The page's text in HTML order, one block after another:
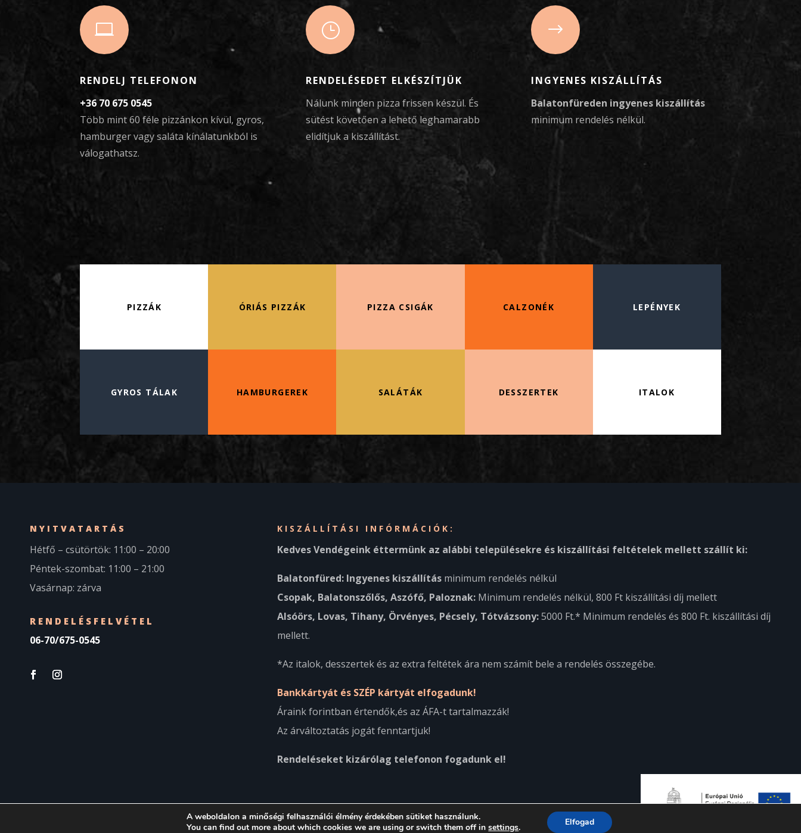

RENDELJ TELEFONON
+36 70 675 0545
Több mint 60 féle pizzánkon kívül, gyros,
hamburger vagy saláta kínálatunkból is
válogathatsz.
}
RENDELÉSEDET ELKÉSZÍTJÜK
Nálunk minden pizza frissen készül. És
sütést követően a lehető leghamarabb
elidítjuk a kiszállítást.
$
INGYENES KISZÁLLÍTÁS
Balatonfüreden ingyenes kiszállítás
minimum rendelés nélkül.
PIZZÁK
GYROS TÁLAK
ÓRIÁS PIZZÁK
HAMBURGEREK
PIZZA CSIGÁK
SALÁTÁK
CALZONÉK
DESSZERTEK
LEPÉNYEK
ITALOK
NYITVATARTÁS
Hétfő – csütörtök: 11:00 – 20:00
Péntek-szombat: 11:00 – 21:00
Vasárnap: zárva
RENDELÉSFELVÉTEL
06-70/675-0545
KISZÁLLÍTÁSI INFÓRMÁCIÓK:
Kedves Vendégeink éttermünk az alábbi településekre és kiszállítási feltételek mellett szállít ki:
Balatonfüred: Ingyenes kiszállításminimum rendelés nélkül
Csopak, Balatonszőlős, Aszófő, Paloznak: Minimum rendelés nélkül, 800 Ft kiszállítási díj mellett
Alsóörs, Lovas, Tihany, Örvényes, Pécsely, Tótvázsony:5000 Ft.* Minimum rendelés és 800 Ft. kiszállítási díj
mellett.
*Az italok, desszertek és az extra feltétek ára nem számít bele a rendelés összegébe.
Bankkártyát és SZÉP kártyát elfogadunk!
Áraink forintban értendők,és az ÁFA-t tartalmazzák!
Az árváltoztatás jogát fenntartjuk!
Rendeléseket kizárólag telefonon fogadunk el!
A weboldalon a minőségi felhasználói élmény érdekében sütiket használunk.
You can find out more about which cookies we are using or switch them off insettings. Elfogad